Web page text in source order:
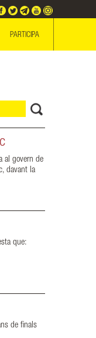
PARTICIPA
al govern de
davant la
que:
de finals